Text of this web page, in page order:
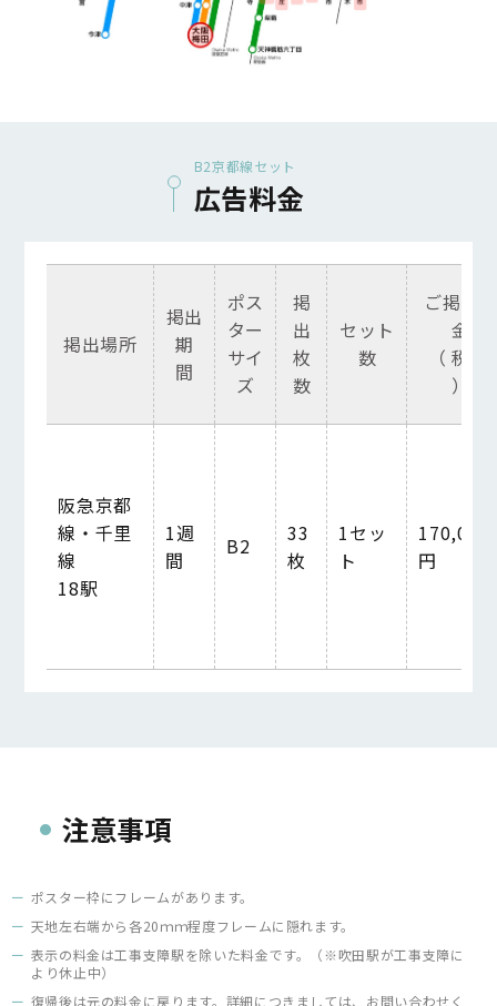
B2京都線セット
広告料金
掲出場所
掲出
期
間
ポス
ター
サイ
ズ
掲
出
枚
数
セット
数
ご掲出料
金
（ 税 別
）
阪急京都
線・千里
線
18駅
1週
間
B2
33
枚
1セッ
ト
170,000
円
注意事項
ポスター枠にフレームがあります。
天地左右端から各20ｍｍ程度フレームに隠れます。
表示の料金は工事支障駅を除いた料金です。（※吹田駅が工事支障に
より休止中）
復帰後は元の料金に戻ります。詳細につきましては、お問い合わせく